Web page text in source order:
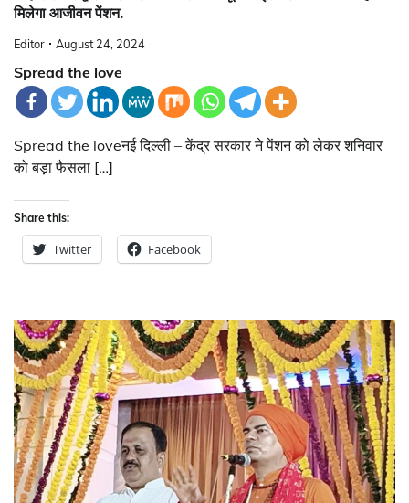
मिलेगा आजीवन पेंशन.
Editor August 24, 2024
Spread the love
Spread the loveनई दिल्ली – केंद्र सरकार ने पेंशन को लेकर शनिवार
को बड़ा फैसला […]
Share this:
Twitter Facebook